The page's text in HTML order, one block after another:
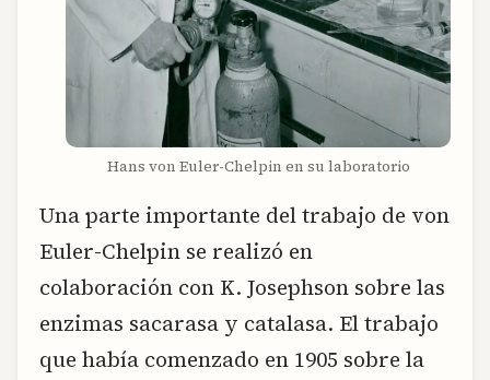
Hans von Euler-Chelpin en su laboratorio
Una parte importante del trabajo de von
Euler-Chelpin se realizó en
colaboración con K. Josephson sobre las
enzimas sacarasa y catalasa. El trabajo
que había comenzado en 1905 sobre la